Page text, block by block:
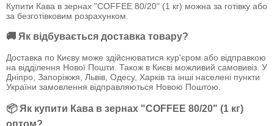
Купити Кава в зернах "COFFEE 80/20" (1 кг) можна за готівку або
за безготівковим розрахунком.
🚚 Як відбувається доставка товару?
Доставка по Києву може здійснюватися кур'єром або відправкою
на відділення Нової Пошти. Також в Києві можливий самовивіз. У
Дніпро, Запоріжжя, Львів, Одесу, Харків та інші населені пункти
України замовлення відправляються Новою Поштою.
📦 Як купити Кава в зернах "COFFEE 80/20" (1 кг)
оптом?